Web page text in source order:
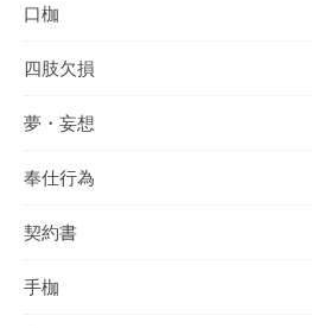
口枷
四肢欠損
夢・妄想
奉仕行為
契約書
手枷